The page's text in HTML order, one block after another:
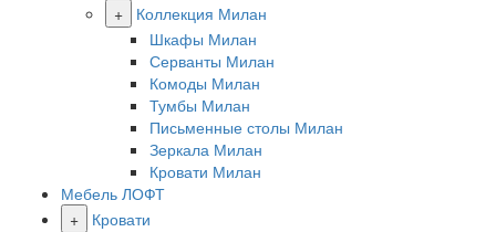
+
Коллекция Милан
Шкафы Милан
Серванты Милан
Комоды Милан
Тумбы Милан
Письменные столы Милан
Зеркала Милан
Кровати Милан
Мебель ЛОФТ
+
Кровати